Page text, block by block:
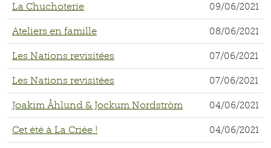
La Chuchoterie 09/06/2021
Ateliers en famille 08/06/2021
Les Nations revisitées 07/06/2021
Les Nations revisitées 07/06/2021
Joakim Åhlund & Jockum Nordström 04/06/2021
Cet été à La Criée ! 04/06/2021